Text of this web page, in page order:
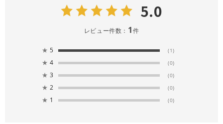
5.0
レビュー件数： 1件
★ 5 (1)
★ 4 (0)
★ 3 (0)
★ 2 (0)
★ 1 (0)